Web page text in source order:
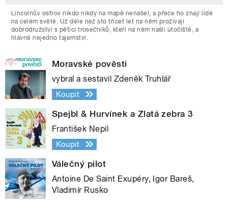
Lincolnův ostrov nikdo nikdy na mapě nenašel, a přece ho znají lidé
na celém světě. Už déle než sto třicet let na něm prožívají
dobrodružství s pěticí trosečníků, kteří na něm našli útočiště, a
hlavně nejedno tajemství.
Moravské pověsti
vybral a sestavil Zdeněk Truhlář
Koupit
Spejbl & Hurvínek a Zlatá zebra 3
František Nepil
Koupit
Válečný pilot
Antoine De Saint Exupéry, Igor Bareš,
Vladimír Rusko